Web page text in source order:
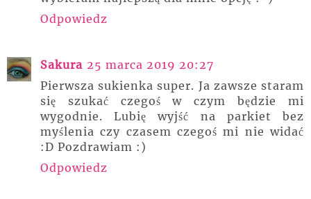
Odpowiedz
Sakura 25 marca 2019 20:27
Pierwsza sukienka super. Ja zawsze staram
się szukać czegoś w czym będzie mi
wygodnie. Lubię wyjść na parkiet bez
myślenia czy czasem czegoś mi nie widać
:D Pozdrawiam :)
Odpowiedz